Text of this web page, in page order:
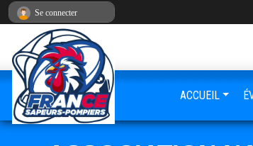
ACCUEIL
Se connecter
Panneau de gestion des cookies